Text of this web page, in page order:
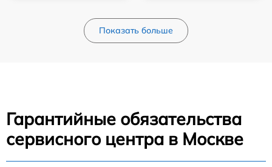
Показать больше
Гарантийные обязательства
сервисного центра в Москве